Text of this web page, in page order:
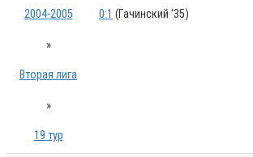
2004-2005
»
Вторая лига
»
19 тур
0:1 (Гачинский '35)